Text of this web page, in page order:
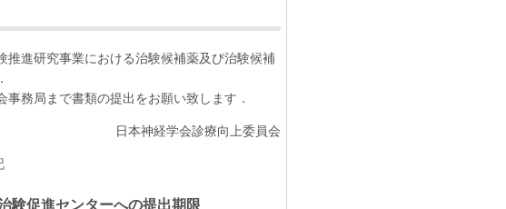
進研究事業における治験候補薬及び治験候補
務局まで書類の提出をお願い致します．
日本神経学会診療向上委員会
験促進センターへの提出期限